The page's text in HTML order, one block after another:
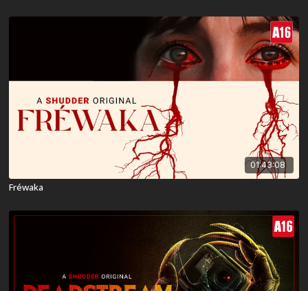
01:43:08
Fréwaka